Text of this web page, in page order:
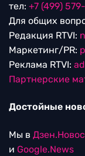
тел: +7 (499)
Для общих
Редакция RTVI:
Маркетинг/PR:
Реклама RTVI:
Партнерские
Достойные
Мы в
и Google.News